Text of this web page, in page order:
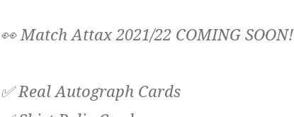
👀 Match Attax 2021/22 COMING SOON!
✅ Real Autograph Cards